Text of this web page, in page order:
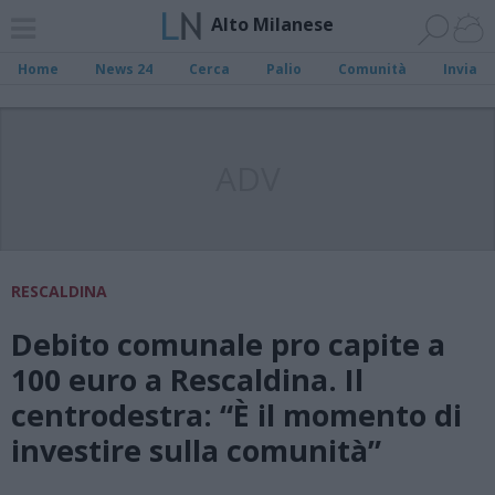
Alto Milanese
Home News 24 Cerca Palio Comunità Invia
RESCALDINA
Debito comunale pro capite a
100 euro a Rescaldina. Il
centrodestra: “È il momento di
investire sulla comunità”